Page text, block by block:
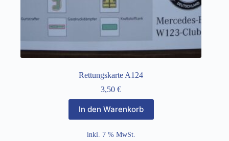
Rettungskarte A124
3,50€
In den Warenkorb
inkl. 7 % MwSt.